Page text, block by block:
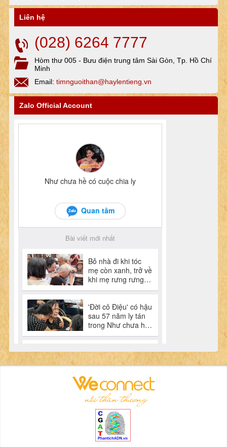
Liên hệ
(028) 6264 7777
Hòm thư 005 - Bưu điện trung tâm Sài Gòn, Tp. Hồ Chí
Minh
Email: timnguoithan@haylentieng.vn
Zalo Official Account